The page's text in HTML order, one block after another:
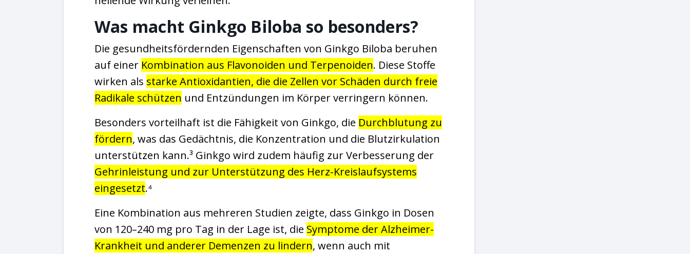
Was macht Ginkgo Biloba so besonders?
Die gesundheitsfördernden Eigenschaften von Ginkgo Biloba beruhen
auf einer Kombination aus Flavonoiden und Terpenoiden. Diese Stoffe
wirken als starke Antioxidantien, die die Zellen vor Schäden durch freie
Radikale schützen und Entzündungen im Körper verringern können.
Besonders vorteilhaft ist die Fähigkeit von Ginkgo, die Durchblutung zu
fördern, was das Gedächtnis, die Konzentration und die Blutzirkulation
unterstützen kann.³ Ginkgo wird zudem häufig zur Verbesserung der
Gehrinleistung und zur Unterstützung des Herz-Kreislaufsystems
eingesetzt.⁴
Eine Kombination aus mehreren Studien zeigte, dass Ginkgo in Dosen
von 120–240 mg pro Tag in der Lage ist, die Symptome der Alzheimer-
Krankheit und anderer Demenzen zu lindern, wenn auch mit